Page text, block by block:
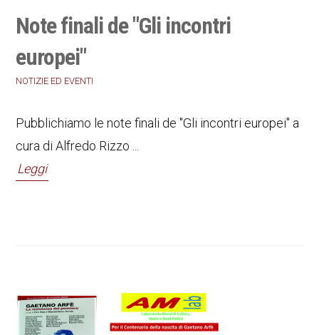
Note finali de "Gli incontri
europei"
NOTIZIE ED EVENTI
Pubblichiamo le note finali de "Gli incontri europei" a
cura di Alfredo Rizzo ...
Leggi